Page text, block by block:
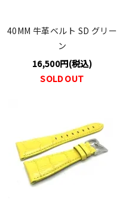
40MM 牛革ベルト SD グリー
ン
16,500円(税込)
SOLD OUT